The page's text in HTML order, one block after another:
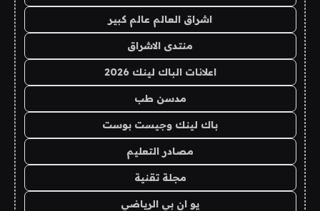
اشراق العالم عالم كبير
منتدى الاشراق
اعلانات الباك لينك 2026
مدسن طب
باك لينك وجيست بوست
مصادر التعليم
مجلة تقنية
يو ان بي الرياضي